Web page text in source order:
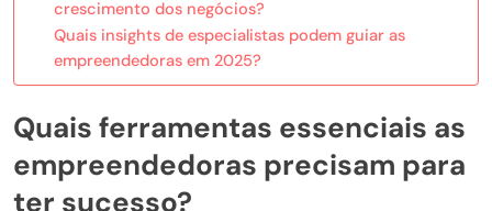
crescimento dos negócios?
Quais insights de especialistas podem guiar as
empreendedoras em 2025?
Quais ferramentas essenciais as
empreendedoras precisam para
ter sucesso?